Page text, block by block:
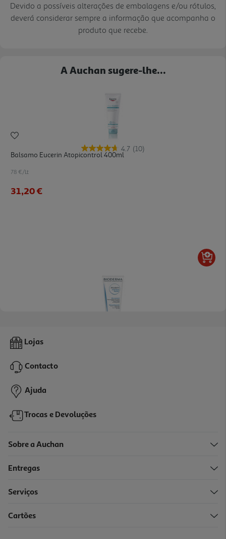
Devido a possíveis alterações de embalagens e/ou rótulos,
deverá considerar sempre a informação que acompanha o
produto que recebe.
A Auchan sugere-lhe...
4.7 (10)
Balsamo Eucerin Atopicontrol 400ml
78 €/Lt
31,20 €
Bálsamo Bioderma Atoderm Intensive 200ml
21,95 €
Lojas
Contacto
Ajuda
Trocas e Devoluções
Sobre a Auchan
Entregas
Serviços
Cartões